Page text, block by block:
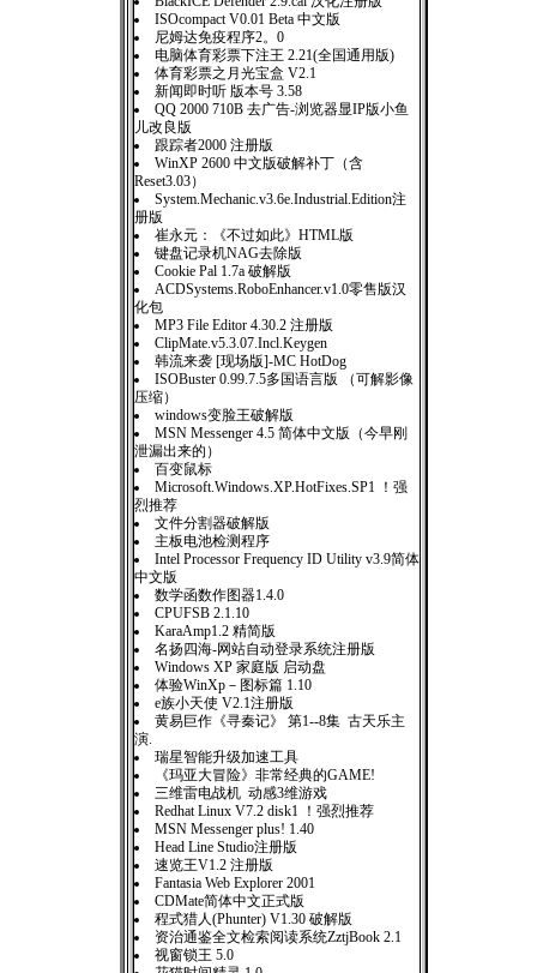
ISOcompact V0.01 Beta 中文版
尼姆达免疫程序2。0
电脑体育彩票下注王 2.21(全国通用版)
体育彩票之月光宝盒 V2.1
新闻即时听 版本号 3.58
QQ 2000 710B 去广告-浏览器显IP版小鱼
儿改良版
跟踪者2000 注册版
WinXP 2600 中文版破解补丁（含
Reset3.03）
System.Mechanic.v3.6e.Industrial.Edition注
册版
崔永元：《不过如此》HTML版
键盘记录机NAG去除版
Cookie Pal 1.7a 破解版
ACDSystems.RoboEnhancer.v1.0零售版汉
化包
MP3 File Editor 4.30.2 注册版
ClipMate.v5.3.07.Incl.Keygen
韩流来袭 [现场版]-MC HotDog
ISOBuster 0.99.7.5多国语言版 （可解影像
压缩）
windows变脸王破解版
MSN Messenger 4.5 简体中文版（今早刚
泄漏出来的）
百变鼠标
Microsoft.Windows.XP.HotFixes.SP1 ！强
烈推荐
文件分割器破解版
主板电池检测程序
Intel Processor Frequency ID Utility v3.9简体
中文版
数学函数作图器1.4.0
CPUFSB 2.1.10
KaraAmp1.2 精简版
名扬四海-网站自动登录系统注册版
Windows XP 家庭版 启动盘
体验WinXp－图标篇 1.10
e族小天使 V2.1注册版
黄易巨作《寻秦记》 第1--8集 古天乐主
演.
瑞星智能升级加速工具
《玛亚大冒险》非常经典的GAME!
三维雷电战机 动感3维游戏
Redhat Linux V7.2 disk1 ！强烈推荐
MSN Messenger plus! 1.40
Head Line Studio注册版
速览王V1.2 注册版
Fantasia Web Explorer 2001
CDMate简体中文正式版
程式猎人(Phunter) V1.30 破解版
资治通鉴全文检索阅读系统ZztjBook 2.1
视窗锁王 5.0